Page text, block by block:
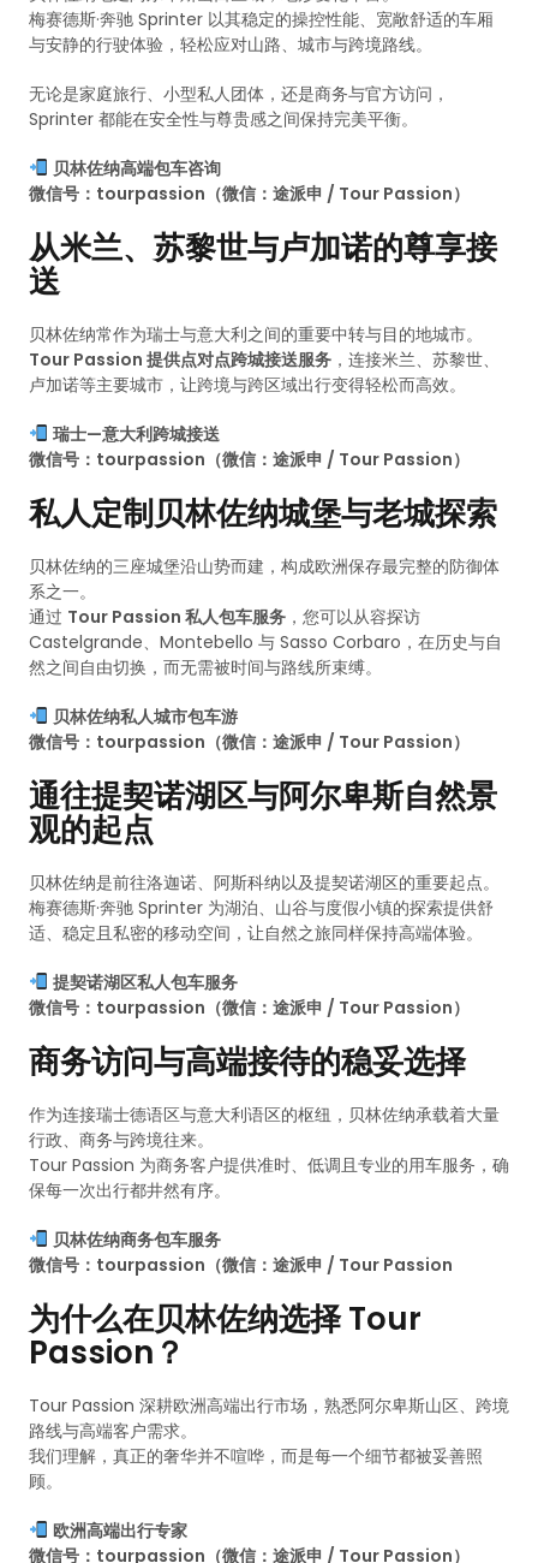
梅赛德斯·奔驰 Sprinter 以其稳定的操控性能、宽敞舒适的车厢
与安静的行驶体验，轻松应对山路、城市与跨境路线。
无论是家庭旅行、小型私人团体，还是商务与官方访问，
Sprinter 都能在安全性与尊贵感之间保持完美平衡。
贝林佐纳高端包车咨询
微信号：tourpassion（微信：途派申 / Tour Passion）
从米兰、苏黎世与卢加诺的尊享接
送
贝林佐纳常作为瑞士与意大利之间的重要中转与目的地城市。
Tour Passion 提供点对点跨城接送服务 ，连接米兰、苏黎世、
卢加诺等主要城市，让跨境与跨区域出行变得轻松而高效。
瑞士—意大利跨城接送
微信号：tourpassion（微信：途派申 / Tour Passion）
私人定制贝林佐纳城堡与老城探索
贝林佐纳的三座城堡沿山势而建，构成欧洲保存最完整的防御体
系之一。
通过 Tour Passion 私人包车服务 ，您可以从容探访
Castelgrande、Montebello 与 Sasso Corbaro，在历史与自
然之间自由切换，而无需被时间与路线所束缚。
贝林佐纳私人城市包车游
微信号：tourpassion（微信：途派申 / Tour Passion）
通往提契诺湖区与阿尔卑斯自然景
观的起点
贝林佐纳是前往洛迦诺、阿斯科纳以及提契诺湖区的重要起点。
梅赛德斯·奔驰 Sprinter 为湖泊、山谷与度假小镇的探索提供舒
适、稳定且私密的移动空间，让自然之旅同样保持高端体验。
提契诺湖区私人包车服务
微信号：tourpassion（微信：途派申 / Tour Passion）
商务访问与高端接待的稳妥选择
作为连接瑞士德语区与意大利语区的枢纽，贝林佐纳承载着大量
行政、商务与跨境往来。
Tour Passion 为商务客户提供准时、低调且专业的用车服务，确
保每一次出行都井然有序。
贝林佐纳商务包车服务
微信号：tourpassion（微信：途派申 / Tour Passion
为什么在贝林佐纳选择 Tour
Passion？
Tour Passion 深耕欧洲高端出行市场，熟悉阿尔卑斯山区、跨境
路线与高端客户需求。
我们理解，真正的奢华并不喧哗，而是每一个细节都被妥善照
顾。
欧洲高端出行专家
微信号：tourpassion（微信：途派申 / Tour Passion）